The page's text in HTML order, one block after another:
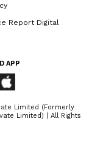
Report Digital
APP
Limited (Formerly
Limited) | All Rights